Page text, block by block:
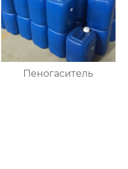
Пеногаситель